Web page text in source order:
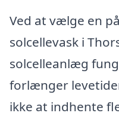
Ved at vælge en
solcellevask i
solcelleanlæg
forlænger
ikke at indhente